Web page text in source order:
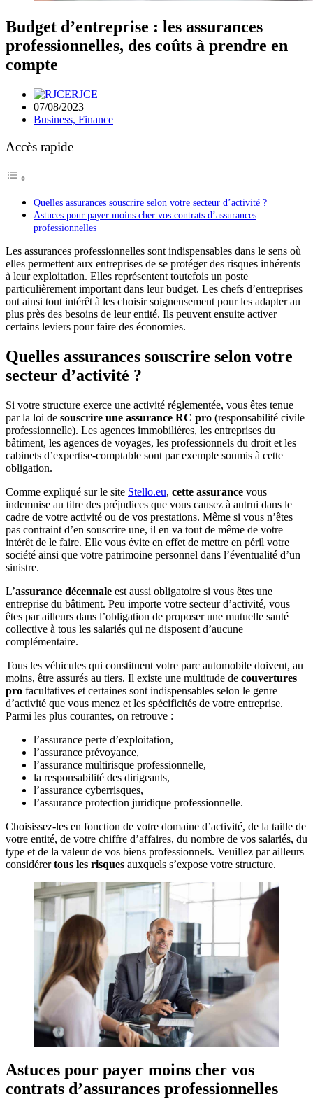
Budget d’entreprise : les assurances
professionnelles, des coûts à prendre en
compte
RJCE
07/08/2023
Business, Finance
Accès rapide
Quelles assurances souscrire selon votre secteur d’activité ?
Astuces pour payer moins cher vos contrats d’assurances
professionnelles
Les assurances professionnelles sont indispensables dans le sens où
elles permettent aux entreprises de se protéger des risques inhérents
à leur exploitation. Elles représentent toutefois un poste
particulièrement important dans leur budget. Les chefs d’entreprises
ont ainsi tout intérêt à les choisir soigneusement pour les adapter au
plus près des besoins de leur entité. Ils peuvent ensuite activer
certains leviers pour faire des économies.
Quelles assurances souscrire selon votre
secteur d’activité ?
Si votre structure exerce une activité réglementée, vous êtes tenue
par la loi de souscrire une assurance RC pro (responsabilité civile
professionnelle). Les agences immobilières, les entreprises du
bâtiment, les agences de voyages, les professionnels du droit et les
cabinets d’expertise-comptable sont par exemple soumis à cette
obligation.
Comme expliqué sur le site Stello.eu, cette assurance vous
indemnise au titre des préjudices que vous causez à autrui dans le
cadre de votre activité ou de vos prestations. Même si vous n’êtes
pas contraint d’en souscrire une, il en va tout de même de votre
intérêt de le faire. Elle vous évite en effet de mettre en péril votre
société ainsi que votre patrimoine personnel dans l’éventualité d’un
sinistre.
L’assurance décennale est aussi obligatoire si vous êtes une
entreprise du bâtiment. Peu importe votre secteur d’activité, vous
êtes par ailleurs dans l’obligation de proposer une mutuelle santé
collective à tous les salariés qui ne disposent d’aucune
complémentaire.
Tous les véhicules qui constituent votre parc automobile doivent, au
moins, être assurés au tiers. Il existe une multitude de couvertures
pro facultatives et certaines sont indispensables selon le genre
d’activité que vous menez et les spécificités de votre entreprise.
Parmi les plus courantes, on retrouve :
l’assurance perte d’exploitation,
l’assurance prévoyance,
l’assurance multirisque professionnelle,
la responsabilité des dirigeants,
l’assurance cyberrisques,
l’assurance protection juridique professionnelle.
Choisissez-les en fonction de votre domaine d’activité, de la taille de
votre entité, de votre chiffre d’affaires, du nombre de vos salariés, du
type et de la valeur de vos biens professionnels. Veuillez par ailleurs
considérertous les risques auxquels s’expose votre structure.
Astuces pour payer moins cher vos
contrats d’assurances professionnelles